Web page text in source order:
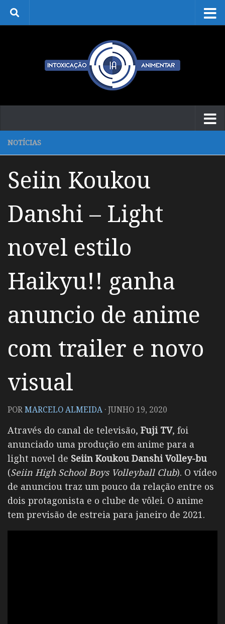
Skip to content
NOTÍCIAS
Seiin Koukou
Danshi – Light
novel estilo
Haikyu!! ganha
anuncio de anime
com trailer e novo
visual
PORMARCELO ALMEIDA ·JUNHO 19, 2020
Através do canal de televisão, Fuji TV, foi
anunciado uma produção em anime para a
light novel de Seiin Koukou Danshi Volley-bu
(Seiin High School Boys Volleyball Club). O vídeo
de anunciou traz um pouco da relação entre os
dois protagonista e o clube de vôlei. O anime
tem previsão de estreia para janeiro de 2021.